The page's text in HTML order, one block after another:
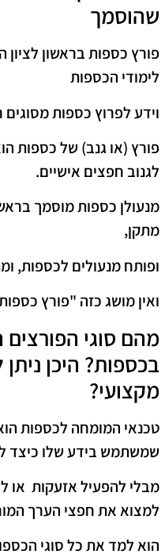
שהוסמך
פורץ כספות בראשון
לימודי הכספות
וידע לפרוץ כספות
פורץ (או גנב) של כספות
לגנוב חפצים אישיים.
מנעולן כספות מוסמך
מתקן,
ופותח מנעולים לכספות,
ואין מושג כזה "פורץ
מהם סוגי
בכספות? היכן
מקצועי?
טכנאי המומחה לכספות
שמשתמש בידע שלו כיצד
מבלי להפעיל אזעקות או
למצוא את חפצי הערך
הוא למד את כל סוגי